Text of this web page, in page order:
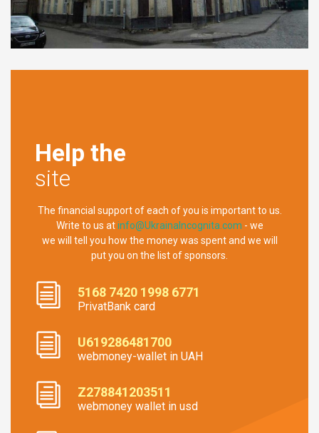
Help the
site
The financial support of each of you is important to us.
Write to us atinfo@UkrainaIncognita.com - we
we will tell you how the money was spent and we will
put you on the list of sponsors.
5168 7420 1998 6771
PrivatBank card
U619286481700
webmoney-wallet in UAH
Z278841203511
webmoney wallet in usd